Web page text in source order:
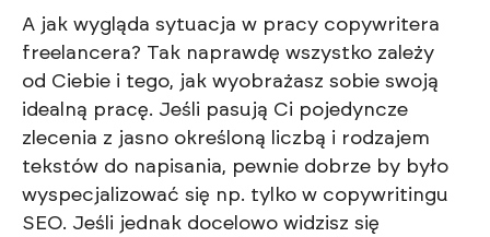
A jak wygląda sytuacja w pracy copywritera
freelancera? Tak naprawdę wszystko zależy
od Ciebie i tego, jak wyobrażasz sobie swoją
idealną pracę. Jeśli pasują Ci pojedyncze
zlecenia z jasno określoną liczbą i rodzajem
tekstów do napisania, pewnie dobrze by było
wyspecjalizować się np. tylko w copywritingu
SEO. Jeśli jednak docelowo widzisz się